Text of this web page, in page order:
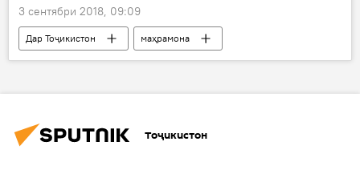
3 сентябри 2018, 09:09
Дар Тоҷикистон
маҳрамона
бадномсозӣ
паҳнсозӣ дар интернет
Тоҷикистон